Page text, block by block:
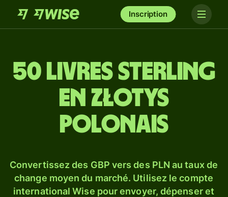
Inscription
50 livres sterling
en złotys
polonais
Convertissez des GBP vers des PLN au taux de
change moyen du marché. Utilisez le compte
international Wise pour envoyer, dépenser et